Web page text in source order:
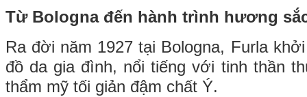
Từ Bologna đến hành trình hương
Ra đời năm 1927 tại Bologna, Furla
đồ da gia đình, nổi tiếng với tinh thần
thẩm mỹ tối giản đậm chất Ý.